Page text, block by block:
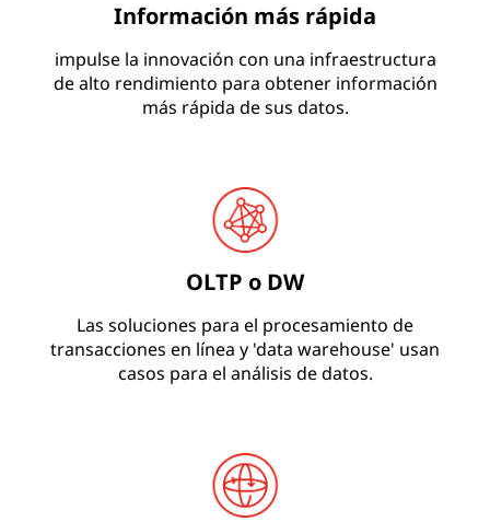
Información más rápida
impulse la innovación con una infraestructura
de alto rendimiento para obtener información
más rápida de sus datos.
OLTP o DW
Las soluciones para el procesamiento de
transacciones en línea y 'data warehouse' usan
casos para el análisis de datos.